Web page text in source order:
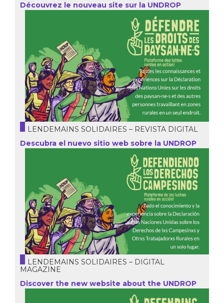
Découvrez le nouveau site sur la UNDROP
LENDEMAINS SOLIDAIRES – REVISTA DIGITAL
Descubra el nuevo sitio web sobre la UNDROP
LENDEMAINS SOLIDAIRES – DIGITAL
MAGAZINE
Discover the new website about the UNDROP